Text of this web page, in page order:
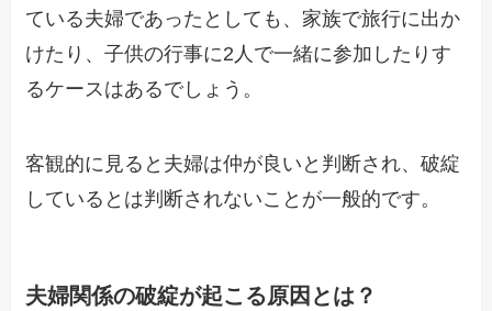
ている夫婦であったとしても、家族で旅行に出か
けたり、子供の行事に2人で一緒に参加したりす
るケースはあるでしょう。
客観的に見ると夫婦は仲が良いと判断され、破綻
しているとは判断されないことが一般的です。
夫婦関係の破綻が起こる原因とは？